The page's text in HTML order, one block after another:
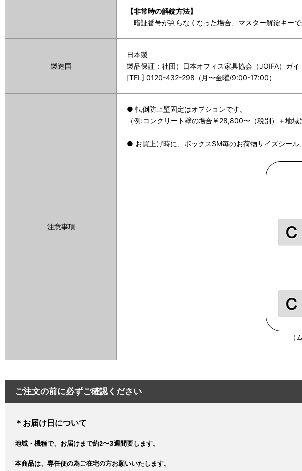
【非常時の解錠方法】
暗証番号が判らなくなった場合、マスター解錠キーで
製造国
日本製
製品保証：社団）日本オフィス家具協会（JOIFA）ガ
[TEL] 0120-432-298（月〜金曜/9:00-17:00）
注意事項
● 転倒防止壁固定はオプションです。
（例:コンクリート壁の場合￥28,800〜（税別）＋地
● お買上げ時に、ボックスSM毎のお荷物サイズシー
（
ご注文の前に必ずご確認ください
＊お届け日について
地域・機種で、お届けまで約2〜3週間要します。
本商品は、専任便の為ご在宅の方お願いいたします。